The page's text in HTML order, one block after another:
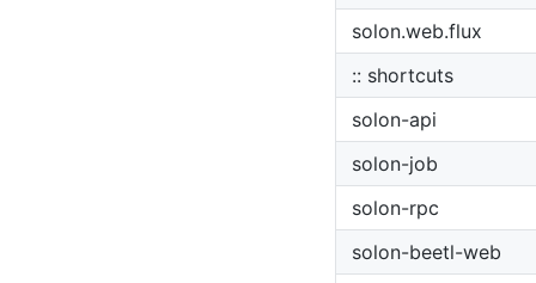
solon.web.flux
:: shortcuts
solon-api
solon-job
solon-rpc
solon-beetl-web